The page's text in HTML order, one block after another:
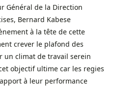
Général de la Direction
Bernard Kabese
à la tête de cette
crever le plafond des
un climat de travail serein
objectif ultime car les regies
à leur performance